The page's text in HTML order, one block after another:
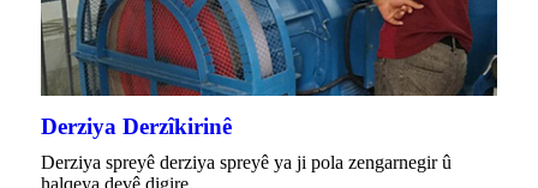
Derziya Derzîkirinê
Derziya spreyê derziya spreyê ya ji pola zengarnegir û